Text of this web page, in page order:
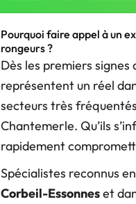
Pourquoi faire appel à un
rongeurs ?
Dès les premiers signes
représentent un réel
secteurs très
Chantemerle. Qu’ils
rapidement
Spécialistes reconnus en
Corbeil-Essonneset